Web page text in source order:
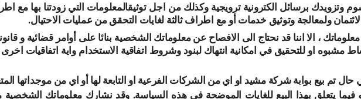
وتزويدك برسائل الكترونية ترويجية وكذلك من اجل توثيقالمعلومات التي زودتنا بها مع
ولمعالجة وتوثيق خدمات أو مع اطراف ثالثة لغايات التحقق من عمليات الاحتيال.
، الا اننا قد نحتاج الى الافصاح عن معلوماتك الشخصية بنائا على أوامر قضائية و
مشبوه او للتحقيق في امكانية انتهاك لبنود وشروط اتفاقية الاستخدام واية اتفاقيات
تم بيع بوابة شركة مشيد او اي من الشركات الفرعية او التابعة لها أو اي من موجداتها
يتعلق بهذا البيع للغايات الموضحة في هذه السياسة. وقد نشارك معلوماتك